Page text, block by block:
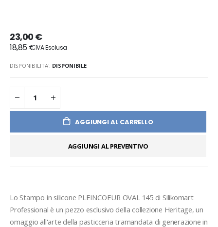
23,00 €
18,85 €
DISPONIBILITA': DISPONIBILE
AGGIUNGI AL CARRELLO
AGGIUNGI AL PREVENTIVO
Lo Stampo in silicone PLEINCOEUR OVAL 145 di Silikomart
Professional è un pezzo esclusivo della collezione Heritage, un
omaggio all'arte della pasticceria tramandata di generazione in